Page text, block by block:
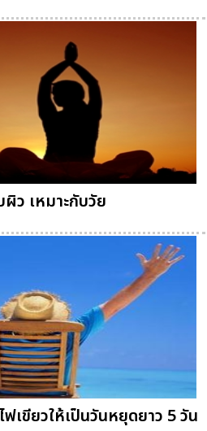
ผิว เหมาะกับวัย
เขียวให้เป็นวันหยุดยาว 5 วัน